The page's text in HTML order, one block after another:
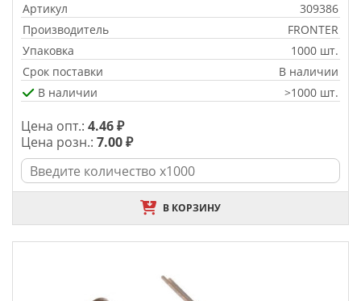
Артикул
309386
Производитель
FRONTER
Упаковка
1000 шт.
Срок поставки
В наличии
В наличии
>1000 шт.
Цена опт.: 4.46 ₽
Цена розн.: 7.00 ₽
В КОРЗИНУ